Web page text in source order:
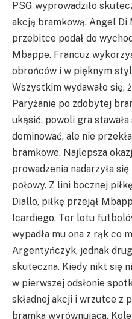
PSG wyprowadziło
akcją bramkową. Angel Di
przebitce podał do
Mbappe. Francuz
obrońców i w pięknym
Wszystkim wydawało się,
Paryżanie po zdobytej
ukąsić, powoli gra
dominować, ale nie
bramkowe. Najlepsza
prowadzenia nadarzyła
połowy. Z lini bocznej
Diallo, piłkę przejął
Icardiego. Tor lotu
wypadła mu ona z rąk co
Argentyńczyk, jednak
skuteczna. Kiedy nikt się
w pierwszej odsłonie
składnej akcji i wrzutce z
bramka wyrównująca.